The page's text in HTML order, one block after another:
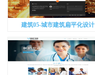
建筑05-城市建筑扁平化设计